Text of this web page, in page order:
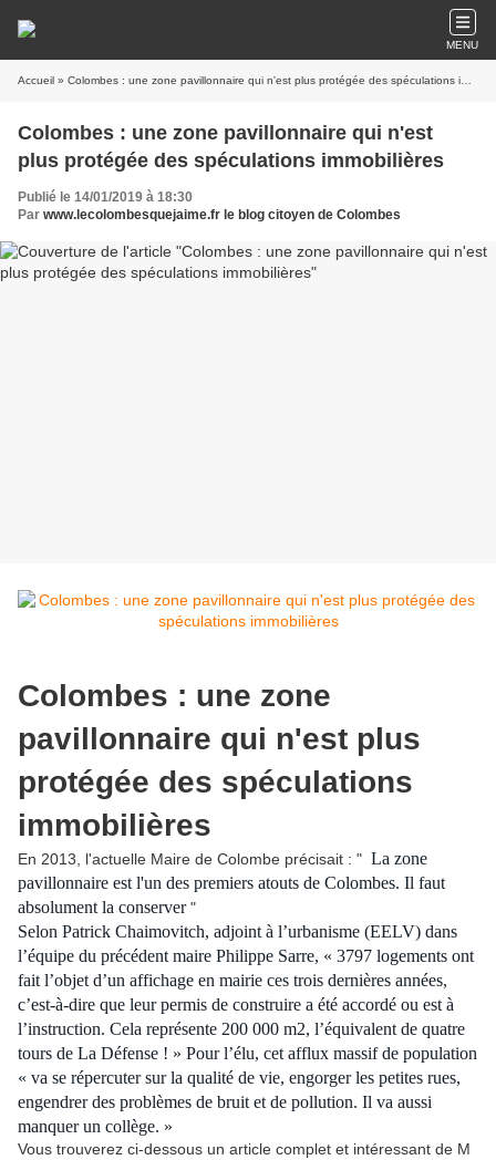
MENU
Accueil » Colombes : une zone pavillonnaire qui n'est plus protégée des spéculations immobilières
Colombes : une zone pavillonnaire qui n'est
plus protégée des spéculations immobilières
Publié le 14/01/2019 à 18:30
Par www.lecolombesquejaime.fr le blog citoyen de Colombes
Colombes : une zone
pavillonnaire qui n'est plus
protégée des spéculations
immobilières
En 2013, l'actuelle Maire de Colombe précisait : " La zone
pavillonnaire est l'un des premiers atouts de Colombes. Il faut
absolument la conserver"
Selon Patrick Chaimovitch, adjoint à l’urbanisme (EELV) dans
l’équipe du précédent maire Philippe Sarre, « 3797 logements ont
fait l’objet d’un affichage en mairie ces trois dernières années,
c’est-à-dire que leur permis de construire a été accordé ou est à
l’instruction. Cela représente 200 000 m2, l’équivalent de quatre
tours de La Défense ! » Pour l’élu, cet afflux massif de population
« va se répercuter sur la qualité de vie, engorger les petites rues,
engendrer des problèmes de bruit et de pollution. Il va aussi
manquer un collège. »
Vous trouverez ci-dessous un article complet et intéressant de M